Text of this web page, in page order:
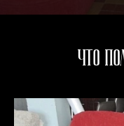
Что